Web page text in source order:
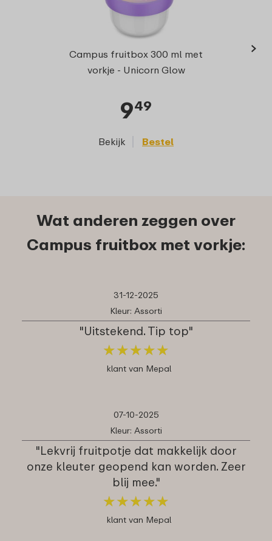
Campus fruitbox 300 ml met
vorkje - Unicorn Glow
949
Bekijk Bestel
›
Wat anderen zeggen over
Campus fruitbox met vorkje:
31-12-2025
Kleur: Assorti
"Uitstekend. Tip top"
★★★★★
★★★★★
klant van Mepal
07-10-2025
Kleur: Assorti
"Lekvrij fruitpotje dat makkelijk door
onze kleuter geopend kan worden. Zeer
blij mee."
★★★★★
★★★★★
klant van Mepal